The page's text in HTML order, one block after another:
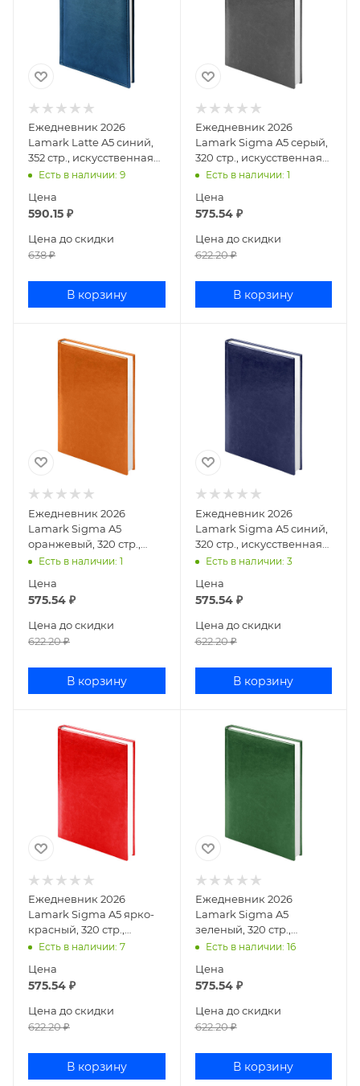
Ежедневник 2026
Lamark Latte A5 синий,
352 стр., искусственная
кожа, белый блок,
Есть в наличии: 9
Цена
590.15 ₽
Цена до скидки
638₽
В корзину
Ежедневник 2026
Lamark Sigma A5 серый,
320 стр., искусственная
кожа, белый блок,
Есть в наличии: 1
Цена
575.54₽
Цена до скидки
622.20₽
В корзину
Ежедневник 2026
Lamark Sigma A5
оранжевый, 320 стр.,
искусственная кожа,
перфорация угла
Есть в наличии: 1
Цена
575.54 ₽
Цена до скидки
622.20₽
В корзину
Ежедневник 2026
Lamark Sigma A5 синий,
320 стр., искусственная
кожа, белый блок,
Есть в наличии: 3
Цена
575.54₽
Цена до скидки
622.20₽
В корзину
Ежедневник 2026
Lamark Sigma A5 ярко-
красный, 320 стр.,
искусственная кожа,
перфорация у
Есть в наличии: 7
Цена
575.54 ₽
Цена до скидки
622.20₽
В корзину
Ежедневник 2026
Lamark Sigma A5
зеленый, 320 стр.,
искусственная кожа,
перфорация угла,
Есть в наличии: 16
Цена
575.54₽
Цена до скидки
622.20₽
В корзину